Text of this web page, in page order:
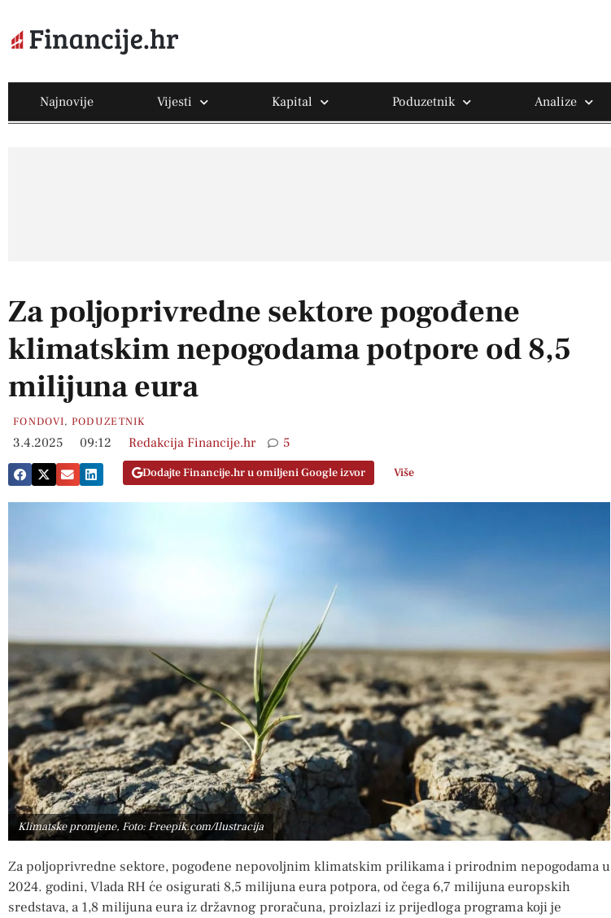
Najnovije Vijesti Kapital Poduzetnik Analize
Za poljoprivredne sektore pogođene
klimatskim nepogodama potpore od 8,5
milijuna eura
FONDOVI, PODUZETNIK
3.4.2025 09:12 Redakcija Financije.hr 5
Dodajte Financije.hr u omiljeni Google izvor Više
Klimatske promjene, Foto: Freepik.com/Ilustracija
Za poljoprivredne sektore, pogođene nepovoljnim klimatskim prilikama i prirodnim nepogodama u
2024. godini, Vlada RH će osigurati 8,5 milijuna eura potpora, od čega 6,7 milijuna europskih
sredstava, a 1,8 milijuna eura iz državnog proračuna, proizlazi iz prijedloga programa koji je